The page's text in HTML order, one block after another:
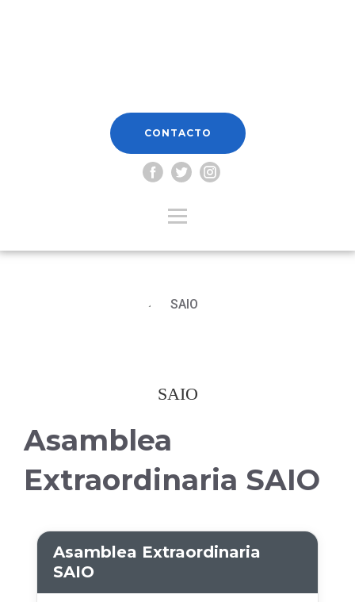
CONTACTO
SAIO
Asamblea
Extraordinaria SAIO
Asamblea Extraordinaria
SAIO